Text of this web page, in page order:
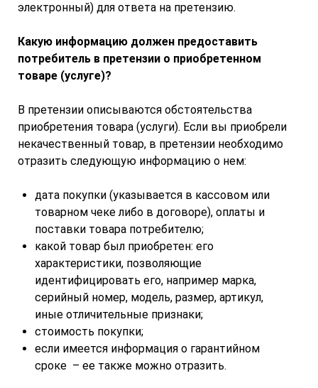
электронный) для ответа на претензию.
Какую информацию должен предоставить
потребитель в претензии о приобретенном
товаре (услуге)?
В претензии описываются обстоятельства
приобретения товара (услуги). Если вы приобрели
некачественный товар, в претензии необходимо
отразить следующую информацию о нем:
дата покупки (указывается в кассовом или
товарном чеке либо в договоре), оплаты и
поставки товара потребителю;
какой товар был приобретен: его
характеристики, позволяющие
идентифицировать его, например марка,
серийный номер, модель, размер, артикул,
иные отличительные признаки;
стоимость покупки;
если имеется информация о гарантийном
сроке – ее также можно отразить.